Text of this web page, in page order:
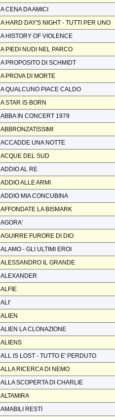
A CENA DA AMICI
A HARD DAY'S NIGHT - TUTTI PER UNO
A HISTORY OF VIOLENCE
A PIEDI NUDI NEL PARCO
A PROPOSITO DI SCHMIDT
A PROVA DI MORTE
A QUALCUNO PIACE CALDO
A STAR IS BORN
ABBA IN CONCERT 1979
ABBRONZATISSIMI
ACCADDE UNA NOTTE
ACQUE DEL SUD
ADDIO AL RE
ADDIO ALLE ARMI
ADDIO MIA CONCUBINA
AFFONDATE LA BISMARK
AGORA'
AGUIRRE FURORE DI DIO
ALAMO - GLI ULTIMI EROI
ALESSANDRO IL GRANDE
ALEXANDER
ALFIE
ALI'
ALIEN
ALIEN LA CLONAZIONE
ALIENS
ALL IS LOST - TUTTO E' PERDUTO
ALLA RICERCA DI NEMO
ALLA SCOPERTA DI CHARLIE
ALTAMIRA
AMABILI RESTI